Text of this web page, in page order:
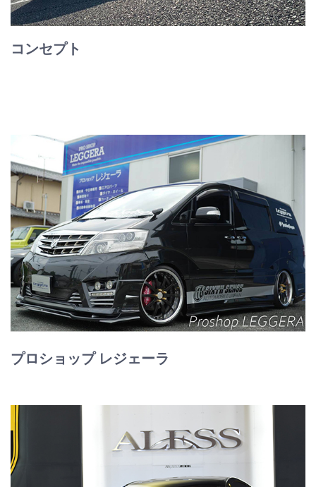
コンセプト
プロショップ レジェーラ